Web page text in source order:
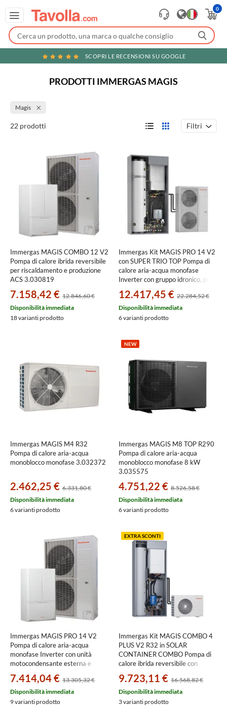
0
SCOPRI LE RECENSIONI SU GOOGLE
PRODOTTI IMMERGAS MAGIS
Magis
22 prodotti Filtri
Immergas MAGIS COMBO 12 V2
Pompa di calore ibrida reversibile
per riscaldamento e produzione
ACS 3.030819
7.158,42 € 12.846,60 €
Disponibilità immediata
18 varianti prodotto
Immergas Kit MAGIS PRO 14 V2
con SUPER TRIO TOP Pompa di
calore aria-acqua monofase
Inverter con gruppo idronico, per
3.030664+3.031192
12.417,45 € 22.284,52 €
Disponibilità immediata
6 varianti prodotto
Immergas MAGIS M4 R32
Pompa di calore aria-acqua
monoblocco monofase 3.032372
2.462,25 € 6.331,80 €
Disponibilità immediata
6 varianti prodotto
NEW
Immergas MAGIS M8 TOP R290
Pompa di calore aria-acqua
monoblocco monofase 8 kW
3.035575
4.751,22 € 8.526,58 €
Disponibilità immediata
6 varianti prodotto
Immergas MAGIS PRO 14 V2
Pompa di calore aria-acqua
monofase Inverter con unità
motocondensante esterna e
3.030664
7.414,04 € 13.305,32 €
Disponibilità immediata
9 varianti prodotto
EXTRA SCONTI
Immergas Kit MAGIS COMBO 4
PLUS V2 R32 in SOLAR
CONTAINER COMBO Pompa di
calore ibrida reversibile con
incasso, per impianti fino a due
zone
3.030615+3.027867+3.028187
9.723,11 € 16.568,82 €
Disponibilità immediata
3 varianti prodotto